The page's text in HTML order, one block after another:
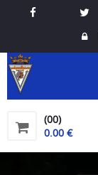
(00)
0.00 €